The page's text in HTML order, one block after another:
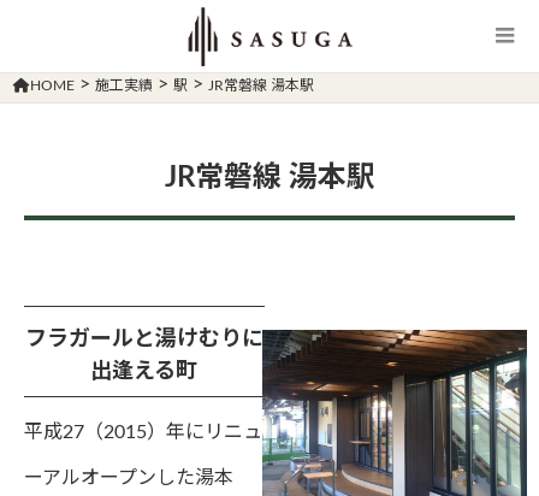
HOME > 施工実績 > 駅 > JR常磐線 湯本駅
JR常磐線 湯本駅
フラガールと湯けむりに
出逢える町
平成27（2015）年にリニュ
ーアルオープンした湯本